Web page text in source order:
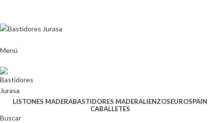
Menú
LISTONES MADERABASTIDORES MADERALIENZOSEUROSPAIN
CABALLETES
Buscar